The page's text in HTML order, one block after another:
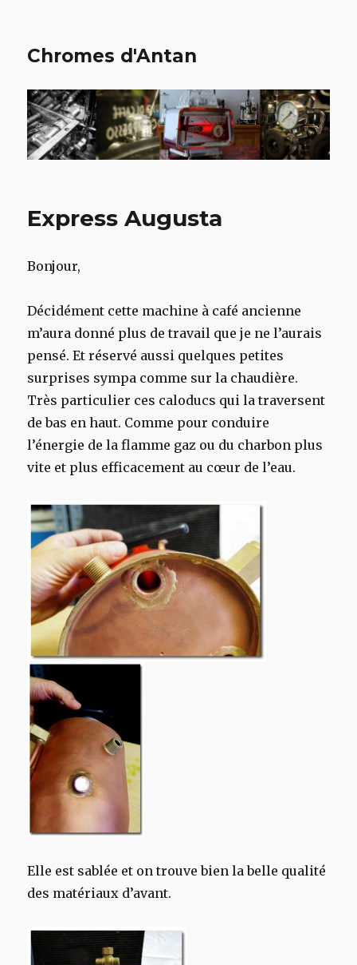
Chromes d'Antan
Express Augusta
Bonjour,
Décidément cette machine à café ancienne
m’aura donné plus de travail que je ne l’aurais
pensé. Et réservé aussi quelques petites
surprises sympa comme sur la chaudière.
Très particulier ces caloducs qui la traversent
de bas en haut. Comme pour conduire
l’énergie de la flamme gaz ou du charbon plus
vite et plus efficacement au cœur de l’eau.
Elle est sablée et on trouve bien la belle qualité
des matériaux d’avant.